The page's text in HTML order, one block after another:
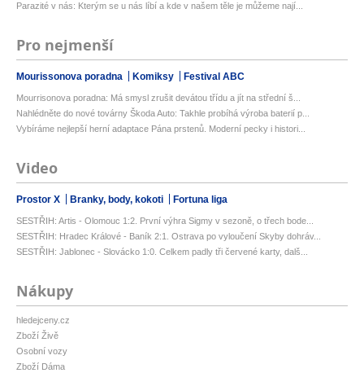
Parazité v nás: Kterým se u nás líbí a kde v našem těle je můžeme nají...
Pro nejmenší
Mourissonova poradna Komiksy Festival ABC
Mourrisonova poradna: Má smysl zrušit devátou třídu a jít na střední š...
Nahlédněte do nové továrny Škoda Auto: Takhle probíhá výroba baterií p...
Vybíráme nejlepší herní adaptace Pána prstenů. Moderní pecky i histori...
Video
Prostor X Branky, body, kokoti Fortuna liga
SESTŘIH: Artis - Olomouc 1:2. První výhra Sigmy v sezoně, o třech bode...
SESTŘIH: Hradec Králové - Baník 2:1. Ostrava po vyloučení Skyby dohráv...
SESTŘIH: Jablonec - Slovácko 1:0. Celkem padly tři červené karty, dalš...
Nákupy
hledejceny.cz
Zboží Živě
Osobní vozy
Zboží Dáma